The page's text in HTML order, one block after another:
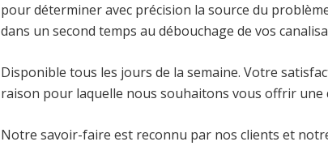
pour déterminer avec précision la source du
dans un second temps au débouchage de vos
Disponible tous les jours de la semaine. Votre
raison pour laquelle nous souhaitons vous offrir une
Notre savoir-faire est reconnu par nos clients et